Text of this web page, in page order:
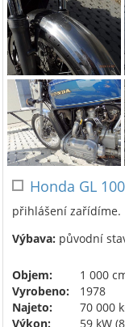
Honda GL
přihlášení zařídíme.
Výbava: původní
Objem: 1 000
Vyrobeno:
1978
Najeto:
70 000
Výkon:
59 kW